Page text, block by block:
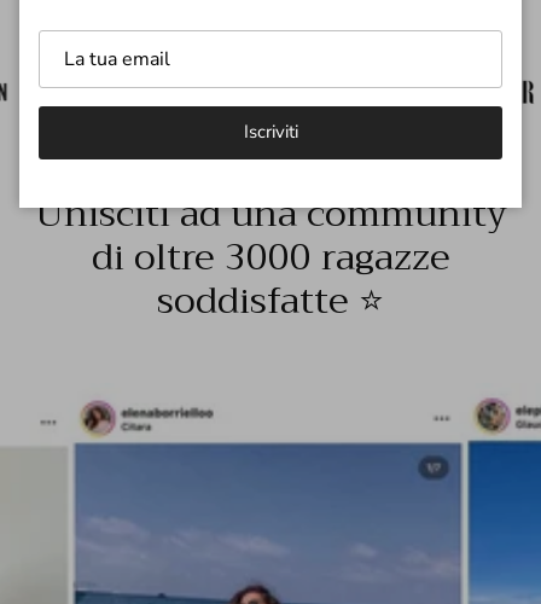
Unisciti ad una community
di oltre 3000 ragazze
soddisfatte ⭐
Iscriviti